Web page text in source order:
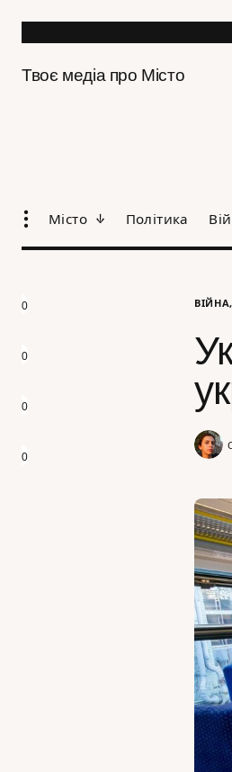
Твоє медіа про Місто
Місто Політика
ВІЙНА
0
0
0
0